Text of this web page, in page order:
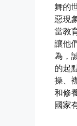
舞的
惡現
當教
讓他
為，
的起
操、
和修
國家